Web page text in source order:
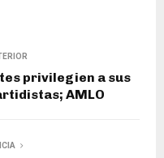
privilegien a sus
AMLO